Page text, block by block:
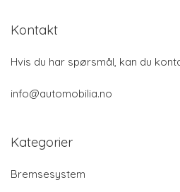
Kontakt
Hvis du har spørsmål, kan du
info@automobilia.no
Kategorier
Bremsesystem